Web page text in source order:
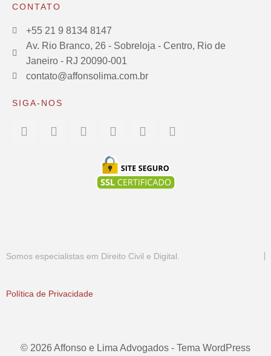
CONTATO
+55 21 9 8134 8147
Av. Rio Branco, 26 - Sobreloja - Centro, Rio de
Janeiro - RJ 20090-001
contato@affonsolima.com.br
SIGA-NOS
Somos especialistas em Direito Civil e Digital.
Política de Privacidade
© 2026 Affonso e Lima Advogados - Tema WordPress